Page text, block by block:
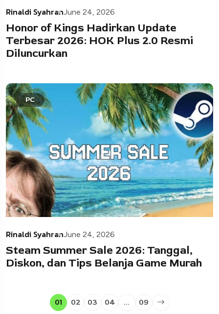
Rinaldi SyahranJune 24, 2026
Honor of Kings Hadirkan Update
Terbesar 2026: HOK Plus 2.0 Resmi
Diluncurkan
PC
Rinaldi SyahranJune 24, 2026
Steam Summer Sale 2026: Tanggal,
Diskon, dan Tips Belanja Game Murah
01 02 03 04 … 09